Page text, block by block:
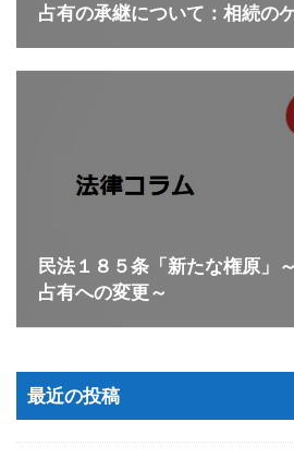
占有の承継について：相続の
民法１８５条「新たな権原」
占有への変更～
最近の投稿